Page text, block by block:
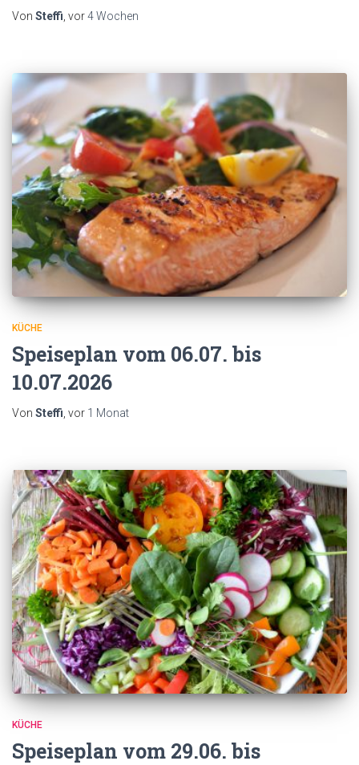
Von Steffi, vor4 Wochen
KÜCHE
Speiseplan vom 06.07. bis
10.07.2026
Von Steffi , vor 1 Monat
KÜCHE
Speiseplan vom 29.06. bis